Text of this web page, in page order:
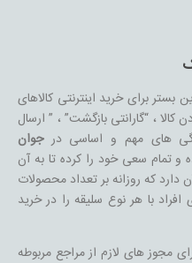
بستر برای خرید اینترنتی کالاهای
، “گارانتی بازگشت” ، ” ارسال
های مهم و اساسی درجوان
تمام سعی خود را کرده تا به آن
که روزانه بر تعداد محصولات
افراد با هر نوع سلیقه را در خرید
مجوز های لازم از مراجع مربوطه